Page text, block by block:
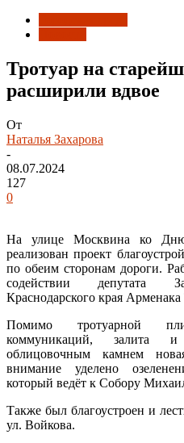
Тротуар на
расширили вдвое
От
Наталья Захарова
-
08.07.2024
127
0
На улице Москвина ко
реализован проект
по обеим сторонам дороги.
содействии депутата
Краснодарского края Арменака
Помимо тротуарной
коммуникаций, залита
облицовочным камнем
внимание уделено
который ведёт к Собору
Также был благоустроен и
ул. Войкова.